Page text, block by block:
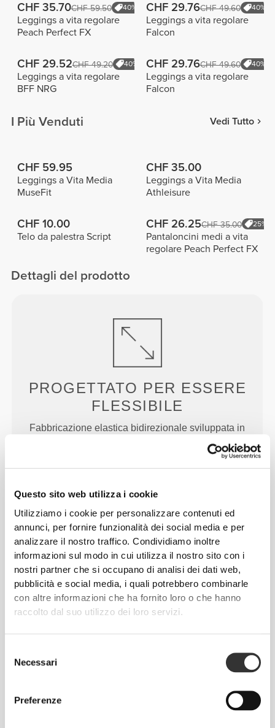
Questo sito web utilizza i cookie
Utilizziamo i cookie per personalizzare contenuti ed
annunci, per fornire funzionalità dei social media e per
analizzare il nostro traffico. Condividiamo inoltre
informazioni sul modo in cui utilizza il nostro sito con i
nostri partner che si occupano di analisi dei dati web,
pubblicità e social media, i quali potrebbero combinarle
con altre informazioni che ha fornito loro o che hanno
raccolto dal suo utilizzo dei loro servizi.
delNecessari
Preferenze
CHF 35.70CHF 59.50 40%
Leggings a vita regolare
Peach Perfect FX
CHF 29.76CHF 49.60 40%
Leggings a vita regolare
Falcon
CHF 29.52CHF 49.20 40%
Leggings a vita regolare
BFF NRG
CHF 29.76CHF 49.60 40%
Leggings a vita regolare
Falcon
I Più Venduti Vedi Tutto
CHF 59.95
Leggings a Vita Media
MuseFit
CHF 35.00
Leggings a Vita Media
Athleisure
CHF 10.00
Telo da palestra Script
CHF 26.25CHF 35.00 25%
Pantaloncini medi a vita
regolare Peach Perfect FX
Dettagli del prodotto
PROGETTATO PER ESSERE
FLESSIBILE
Fabbricazione elastica bidirezionale sviluppata in
laboratorio, creata per assecondare improvvise
accelerazioni e cambi di direzione.
È TUTTA UNA QUESTIONE
DI ESSENZA
La nostra fascia elastica alta leviga e supporta la
zona addominale, aiutando a tenere tutto al suo